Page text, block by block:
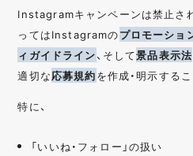
Instagramキャンペーンは禁止さ
ってはInstagramのプロモーショ
ィガイドライン、そして景品表示法
適切な応募規約を作成・明示する
特に、
「いいね・フォロー」の扱い